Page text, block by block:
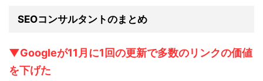
SEOコンサルタントのまとめ
▼Googleが11月に1回の更新で多数のリンクの価値
を下げた